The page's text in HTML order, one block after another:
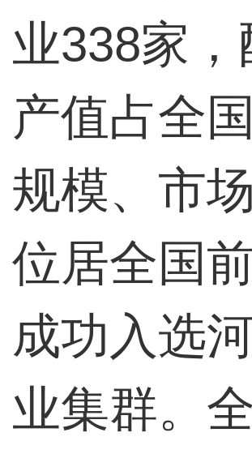
业338家
产值占全
规模、市
位居全国
成功入选
业集群。